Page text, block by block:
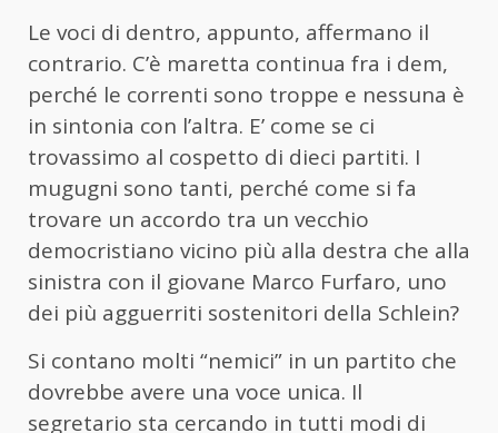
Le voci di dentro, appunto, affermano il
contrario. C’è maretta continua fra i dem,
perché le correnti sono troppe e nessuna è
in sintonia con l’altra. E’ come se ci
trovassimo al cospetto di dieci partiti. I
mugugni sono tanti, perché come si fa
trovare un accordo tra un vecchio
democristiano vicino più alla destra che alla
sinistra con il giovane Marco Furfaro, uno
dei più agguerriti sostenitori della Schlein?
Si contano molti “nemici” in un partito che
dovrebbe avere una voce unica. Il
segretario sta cercando in tutti modi di